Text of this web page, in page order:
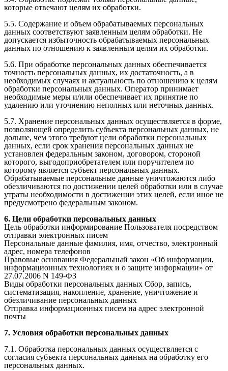
которые отвечают целям их обработки.
5.5. Содержание и объем обрабатываемых персональных
данных соответствуют заявленным целям обработки. Не
допускается избыточность обрабатываемых персональных
данных по отношению к заявленным целям их обработки.
5.6. При обработке персональных данных обеспечивается
точность персональных данных, их достаточность, а в
необходимых случаях и актуальность по отношению к целям
обработки персональных данных. Оператор принимает
необходимые меры и/или обеспечивает их принятие по
удалению или уточнению неполных или неточных данных.
5.7. Хранение персональных данных осуществляется в форме,
позволяющей определить субъекта персональных данных, не
дольше, чем этого требуют цели обработки персональных
данных, если срок хранения персональных данных не
установлен федеральным законом, договором, стороной
которого, выгодоприобретателем или поручителем по
которому является субъект персональных данных.
Обрабатываемые персональные данные уничтожаются либо
обезличиваются по достижении целей обработки или в случае
утраты необходимости в достижении этих целей, если иное не
предусмотрено федеральным законом.
6. Цели обработки персональных данных
Цель обработки информирование Пользователя посредством
отправки электронных писем
Персональные данные фамилия, имя, отчество, электронный
адрес, номера телефонов
Правовые основания Федеральный закон «Об информации,
информационных технологиях и о защите информации» от
27.07.2006 N 149-ФЗ
Виды обработки персональных данных Сбор, запись,
систематизация, накопление, хранение, уничтожение и
обезличивание персональных данных
Отправка информационных писем на адрес электронной
почты
7. Условия обработки персональных данных
7.1. Обработка персональных данных осуществляется с
согласия субъекта персональных данных на обработку его
персональных данных.